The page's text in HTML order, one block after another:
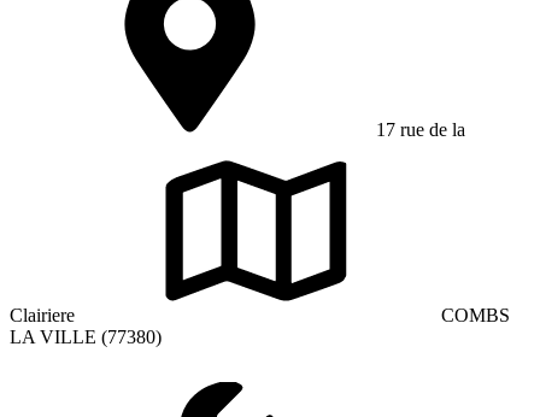
17 rue de la
Clairiere
COMBS
LA VILLE (77380)